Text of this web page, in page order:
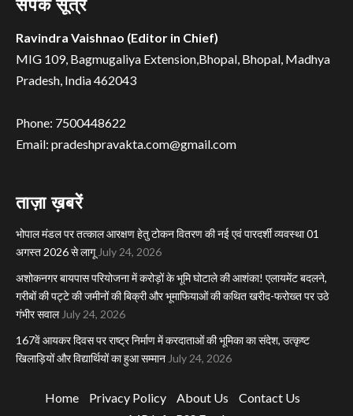
संपर्क सूत्र
Ravindra Vaishnao (Editor in Chief)
MIG 109, Bagmugaliya Extension,Bhopal, Bhopal, Madhya
Pradesh, India 462043
Phone: 7500448622
Email: pradeshpravakta.com@gmail.com
ताज़ा ख़बरें
भोपाल मंडल पर तत्काल आरक्षण हेतु टोकन वितरण की नई एवं पारदर्शी व्यवस्था 01
अगस्त 2026 से लागू July 24, 2026
अशोकनगर बायपास परियोजना में करोड़ों के भूमि घोटाले की आशंका! एलायमेंट बदलने,
गरीबों की पट्टे की जमीनों की बिक्री और भूमाफियाओं की कथित खरीद-फरोख्त पर उठे
गंभीर सवाल July 24, 2026
167वें आयकर दिवस पर राष्ट्र निर्माण में करदाताओं की भूमिका का संदेश, उत्कृष्ट
खिलाड़ियों और विद्यार्थियों का हुआ सम्मान July 24, 2026
Home Privacy Policy About Us
Contact Us